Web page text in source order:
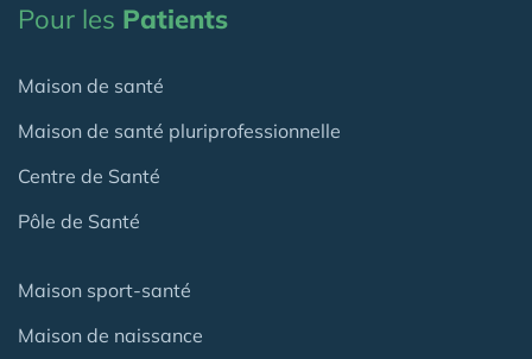
Pour les Patients
Maison de santé
Maison de santé pluriprofessionnelle
Centre de Santé
Pôle de Santé
Maison sport-santé
Maison de naissance